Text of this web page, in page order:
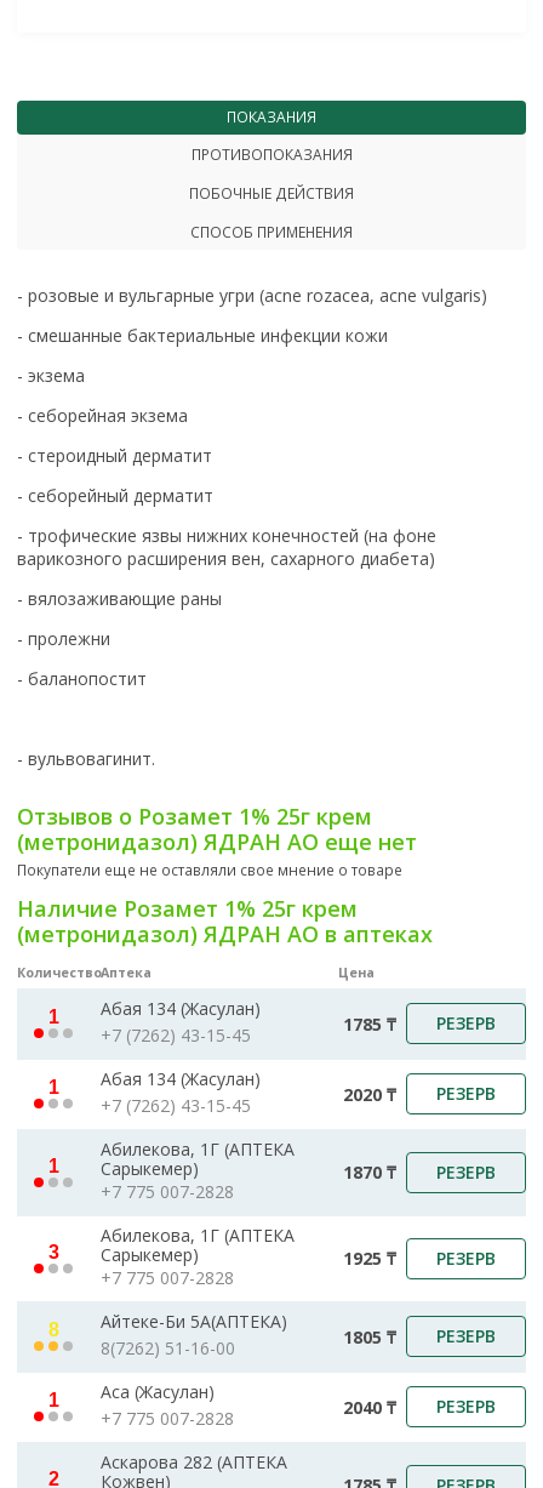
ПОКАЗАНИЯ
ПРОТИВОПОКАЗАНИЯ
ПОБОЧНЫЕ ДЕЙСТВИЯ
СПОСОБ ПРИМЕНЕНИЯ
- розовые и вульгарные угри (acne rozacea, acne vulgaris)
- смешанные бактериальные инфекции кожи
- экзема
- себорейная экзема
- стероидный дерматит
- себорейный дерматит
- трофические язвы нижних конечностей (на фоне
варикозного расширения вен, сахарного диабета)
- вялозаживающие раны
- пролежни
- баланопостит
- вульвовагинит.
Отзывов о Розамет 1% 25г крем
(метронидазол) ЯДРАН АО еще нет
Покупатели еще не оставляли свое мнение о товаре
Наличие Розамет 1% 25г крем
(метронидазол) ЯДРАН АО в аптеках
КоличествоАптека Цена
1
Абая 134 (Жасулан)
+7 (7262) 43-15-45
1785 ₸ РЕЗЕРВ
1
Абая 134 (Жасулан)
+7 (7262) 43-15-45
2020 ₸ РЕЗЕРВ
1
Абилекова, 1Г (АПТЕКА
Сарыкемер)
+7 775 007-2828
1870 ₸ РЕЗЕРВ
3
Абилекова, 1Г (АПТЕКА
Сарыкемер)
+7 775 007-2828
1925 ₸ РЕЗЕРВ
8
Айтеке-Би 5А(АПТЕКА)
8(7262) 51-16-00
1805 ₸ РЕЗЕРВ
1
Аса (Жасулан)
+7 775 007-2828
2040 ₸ РЕЗЕРВ
2
Аскарова 282 (АПТЕКА
Кожвен)